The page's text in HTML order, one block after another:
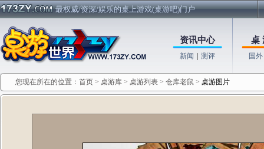
最权威/资深/娱乐的桌上游戏(桌游吧)门户
资讯中心
新闻 测评
桌
国外
您现在所在的位置： 首页 > 桌游库 > 桌游列表 > 仓库老鼠 > 桌游图片